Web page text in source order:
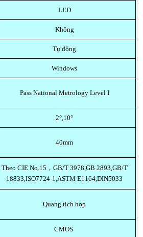
LED
Không
Tự động
Windows
Pass National Metrology Level I
2°,10°
40mm
Theo CIE No.15，GB/T 3978,GB 2893,GB/T
18833,ISO7724-1,ASTM E1164,DIN5033
Quang tích hợp
CMOS